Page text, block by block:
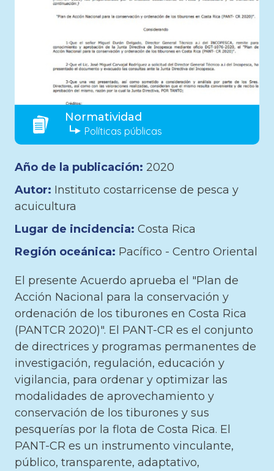
Normatividad
Políticas públicas
Año de la publicación: 2020
Autor: Instituto costarricense de pesca y
acuicultura
Lugar de incidencia: Costa Rica
Región oceánica: Pacífico - Centro Oriental
El presente Acuerdo aprueba el "Plan de
Acción Nacional para la conservación y
ordenación de los tiburones en Costa Rica
(PANTCR 2020)". El PANT-CR es el conjunto
de directrices y programas permanentes de
investigación, regulación, educación y
vigilancia, para ordenar y optimizar las
modalidades de aprovechamiento y
conservación de los tiburones y sus
pesquerías por la flota de Costa Rica. El
PANT-CR es un instrumento vinculante,
público, transparente, adaptativo,